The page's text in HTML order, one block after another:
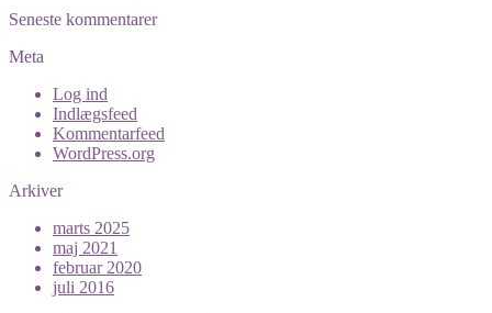
Seneste kommentarer
Meta
Log ind
Indlægsfeed
Kommentarfeed
WordPress.org
Arkiver
marts 2025
maj 2021
februar 2020
juli 2016